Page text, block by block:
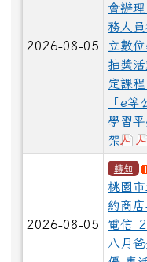
2026-08-05
會辦
務人
立數
抽獎
定課
「e等
學習
架
2026-08-05
轉知
桃園
約商
電信
八月